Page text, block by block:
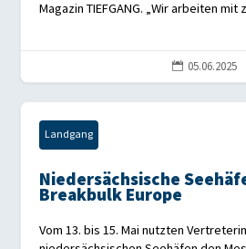
Magazin TIEFGANG. „Wir arbeiten mit
 05.06.2025
Landgang
Niedersächsische
Breakbulk Europe
Vom 13. bis 15. Mai nutzten